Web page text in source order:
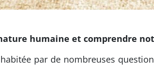
humaine et comprendre
par de nombreuses